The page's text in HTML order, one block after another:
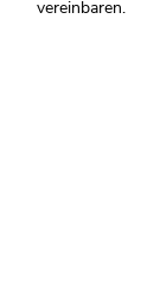
vereinbaren.